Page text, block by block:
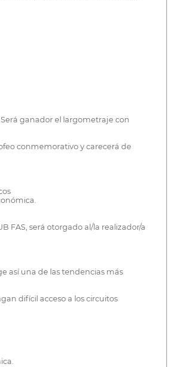
ganador el largometraje con
conmemorativo y carecerá de
FAS, será otorgado al/la realizador/a
así una de las tendencias más
difícil acceso a los circuitos